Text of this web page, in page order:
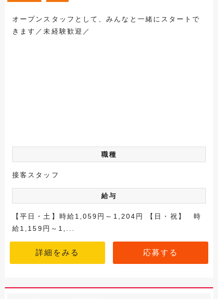
オープンスタッフとして、みんなと一緒にスタートで
きます／未経験歓迎／
職種
接客スタッフ
給与
【平日・土】時給1,059円～1,204円 【日・祝】 時
給1,159円～1,...
詳細をみる 応募する